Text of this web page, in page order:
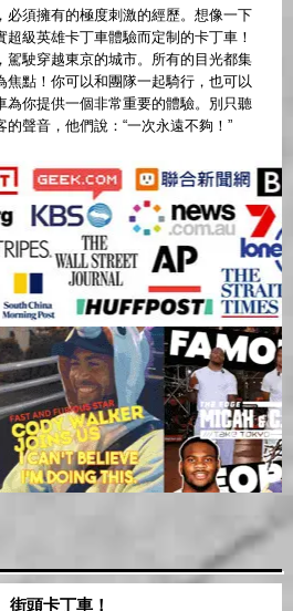
必須擁有的極度刺激的經歷。想像一下
級英雄卡丁車體驗而定制的卡丁車！
駕駛穿越東京的城市。所有的目光都集
焦點！你可以和團隊一起騎行，也可以
為你提供一個非常重要的體驗。別只聽
聲音，他們說：“一次永遠不夠！”
街頭卡丁車！